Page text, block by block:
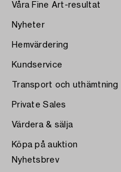
Våra Fine Art-resultat
Nyheter
Hemvärdering
Kundservice
Transport och uthämtning
Private Sales
Värdera & sälja
Köpa på auktion
Nyhetsbrev